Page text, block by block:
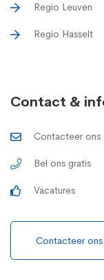
Regio Leuven
Regio Hasselt
Contact &
Contacteer ons
Bel ons gratis
Vacatures
Contacteer ons